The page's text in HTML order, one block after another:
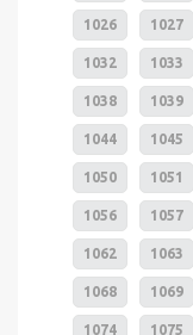
1026 1027
1032 1033
1038 1039
1044 1045
1050 1051
1056 1057
1062 1063
1068 1069
1074 1075